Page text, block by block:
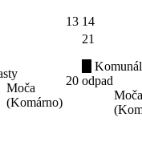
13 14
Moča
(Komárno)
20
21
odpad
Moča